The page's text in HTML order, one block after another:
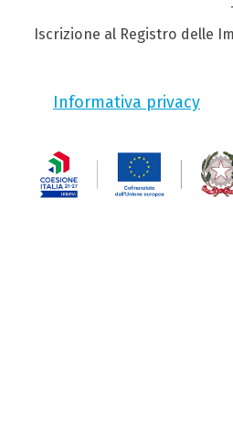
Iscrizione al Registro delle
Informativa privacy